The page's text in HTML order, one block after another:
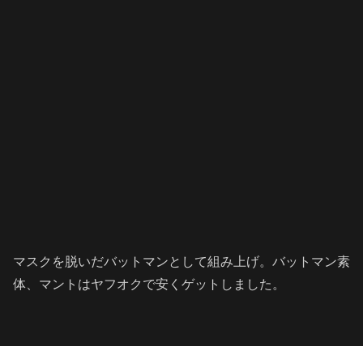
マスクを脱いだバットマンとして組み上げ。バットマン素
体、マントはヤフオクで安くゲットしました。